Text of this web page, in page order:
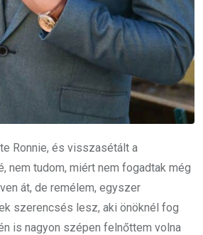
Ronnie, és visszasétált a
nem tudom, miért nem fogadtak még
át, de remélem, egyszer
szerencsés lesz, aki önöknél fog
is nagyon szépen felnőttem volna